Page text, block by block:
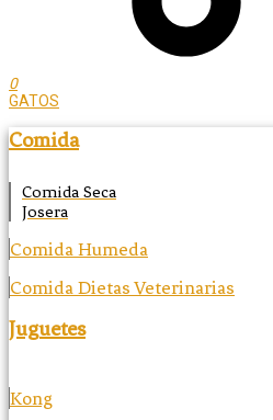
0
GATOS
Comida
Comida Seca
Josera
Comida Humeda
Comida Dietas Veterinarias
Juguetes
Kong